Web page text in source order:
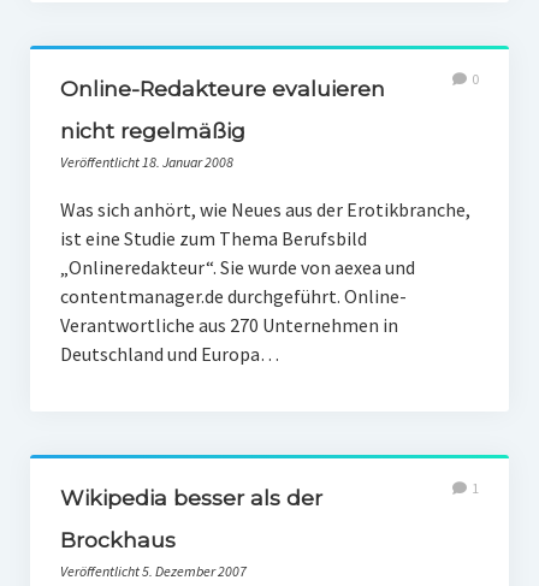
Online-Redakteure evaluieren
nicht regelmäßig
Veröffentlicht 18. Januar 2008
0
Was sich anhört, wie Neues aus der Erotikbranche,
ist eine Studie zum Thema Berufsbild
„Onlineredakteur“. Sie wurde von aexea und
contentmanager.de durchgeführt. Online-
Verantwortliche aus 270 Unternehmen in
Deutschland und Europa…
Wikipedia besser als der
Brockhaus
Veröffentlicht 5. Dezember 2007
1